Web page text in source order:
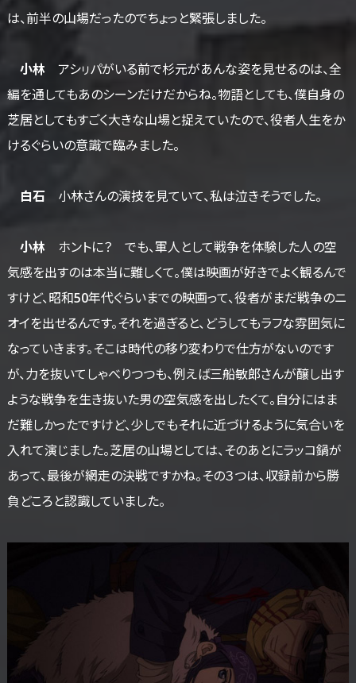
は、前半の山場だったのでちょっと緊張しました。
小林アシㇼパがいる前で杉元があんな姿を見せるのは、全
編を通してもあのシーンだけだからね。物語としても、僕自身の
芝居としてもすごく大きな山場と捉えていたので、役者人生をか
けるぐらいの意識で臨みました。
白石 小林さんの演技を見ていて、私は泣きそうでした。
小林ホントに？ でも、軍人として戦争を体験した人の空
気感を出すのは本当に難しくて。僕は映画が好きでよく観るんで
すけど、昭和50年代ぐらいまでの映画って、役者がまだ戦争のニ
オイを出せるんです。それを過ぎると、どうしてもラフな雰囲気に
なっていきます。そこは時代の移り変わりで仕方がないのです
が、力を抜いてしゃべりつつも、例えば三船敏郎さんが醸し出す
ような戦争を生き抜いた男の空気感を出したくて。自分にはま
だ難しかったですけど、少しでもそれに近づけるように気合いを
入れて演じました。芝居の山場としては、そのあとにラッコ鍋が
あって、最後が網走の決戦ですかね。その３つは、収録前から勝
負どころと認識していました。